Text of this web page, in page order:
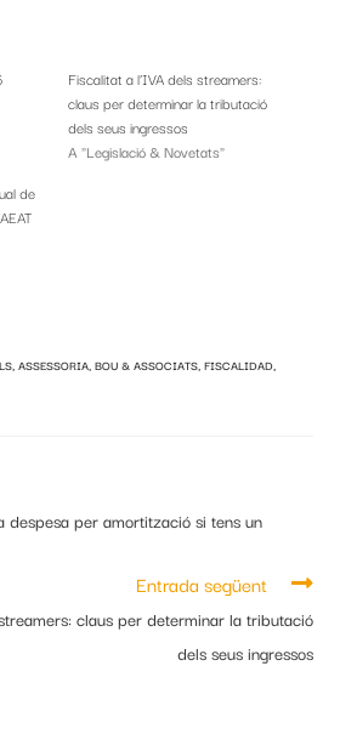
Fiscalitat a l’IVA dels streamers:
claus per determinar la tributació
dels seus ingressos
A "Legislació & Novetats"
de
, ASSESSORIA, BOU & ASSOCIATS, FISCALIDAD,
despesa per amortització si tens un
Entrada següent
claus per determinar la tributació
dels seus ingressos